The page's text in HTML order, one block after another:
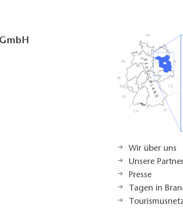
Wir über uns
Unsere
Presse
Tagen in